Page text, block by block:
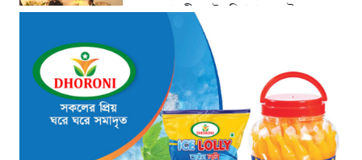
ভারতীয় হাইকমিশনারের সৌজন্য
সাক্ষাৎ
৪৩ মিনিট আগে
শিক্ষায় নারীদের জয়গান: পাসের হারে
অনন্য মেয়েরা
৪৬ মিনিট আগে
সৌদি আরবে কারখানায় আগুন: ১৬